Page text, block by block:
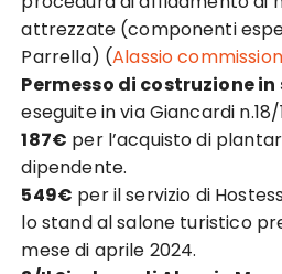
attrezzate (componenti
Parrella) (Alassio
Permesso di costruzione
eseguite in via Giancardi n.18/
187€ per l’acquisto di
dipendente.
549€ per il servizio di
lo stand al salone turistico
mese di aprile 2024.